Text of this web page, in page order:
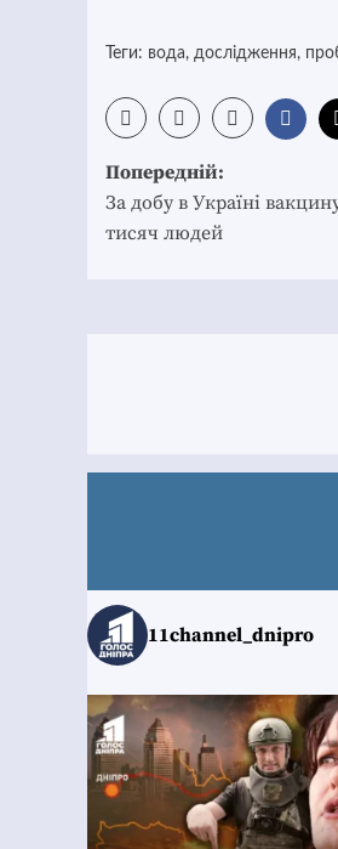
Теги: вода, дослідження,
Post
navigation
Попередній:
За добу в Україні
тисяч людей
11channel_dnipro